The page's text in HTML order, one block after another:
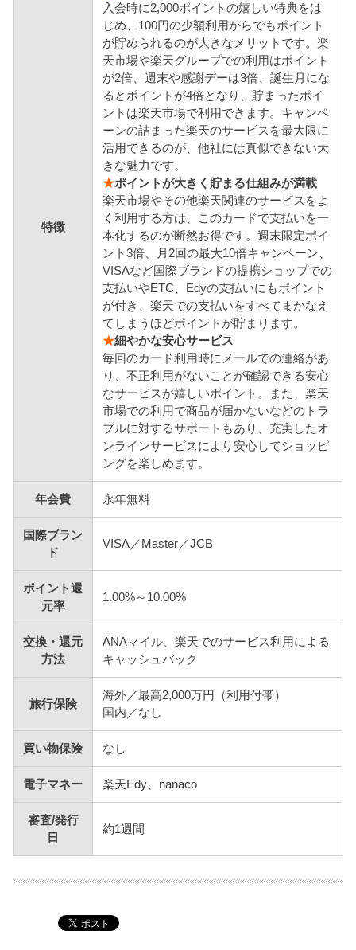
特徴
入会時に2,000ポイントの嬉しい特典をは
じめ、100円の少額利用からでもポイント
が貯められるのが大きなメリットです。楽
天市場や楽天グループでの利用はポイント
が2倍、週末や感謝デーは3倍、誕生月にな
るとポイントが4倍となり、貯まったポイ
ントは楽天市場で利用できます。キャンペ
ーンの詰まった楽天のサービスを最大限に
活用できるのが、他社には真似できない大
きな魅力です。
★ポイントが大きく貯まる仕組みが満載
楽天市場やその他楽天関連のサービスをよ
く利用する方は、このカードで支払いを一
本化するのが断然お得です。週末限定ポイ
ント3倍、月2回の最大10倍キャンペーン、
VISAなど国際ブランドの提携ショップでの
支払いやETC、Edyの支払いにもポイント
が付き、楽天での支払いをすべてまかなえ
てしまうほどポイントが貯まります。
★細やかな安心サービス
毎回のカード利用時にメールでの連絡があ
り、不正利用がないことが確認できる安心
なサービスが嬉しいポイント。また、楽天
市場での利用で商品が届かないなどのトラ
ブルに対するサポートもあり、充実したオ
ンラインサービスにより安心してショッピ
ングを楽しめます。
年会費 永年無料
国際ブラン
ド
VISA／Master／JCB
ポイント還
元率
1.00%～10.00%
交換・還元
方法
ANAマイル、楽天でのサービス利用による
キャッシュバック
旅行保険
海外／最高2,000万円（利用付帯）
国内／なし
買い物保険 なし
電子マネー 楽天Edy、nanaco
審査/発行
日
約1週間